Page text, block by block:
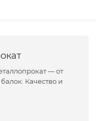
— от
Качество и